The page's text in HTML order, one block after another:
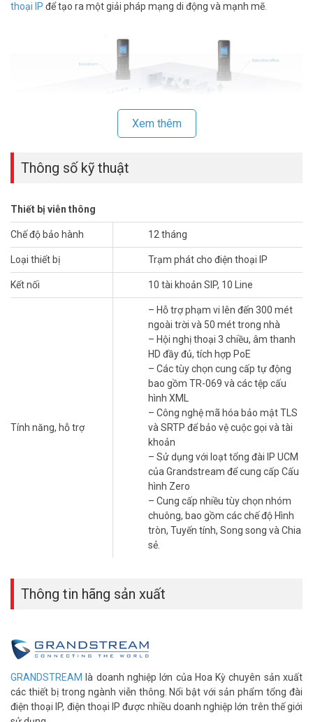
thoại IP để tạo ra một giải pháp mạng di động và mạnh mẽ.
Grandstream DP750
tạo ra một mạng DECT phong phú để cho
phép di chuyển hiệu quả và di động trong tổ chức của bạn. Giải
được ghép nối với tối đa năm điện thoại trong dòngđiện thoại kỹ
thuật số Grandstream. DP750 hỗ trợ phạm vi lên đến 300 mét
ngoài trời và 50 mét trong nhà. Trạm gốc này cung cấp tối đa 10 tài
khoản SIP và 5 cuộc gọi đồng thời đồng thời cung cấp các tính năng
và chức năng điều khiển cuộc gọi thiết yếu, chẳng hạn như hội nghị
3 chiều, chuyển tiếp cuộc gọi và chuyển cuộc gọi. Có thể đạt được
sự tương tác thống nhất, liền mạch thông qua DP750, bằng cách
cấp cho tất cả các thiết bị cầm tay một tài khoản SIP dùng chung
từ DP750. DP750 hỗ trợ nhiều phương thức tự động cấp phép và
bảo mật mã hóa TLS / SRTP / HTTPS.
– Hỗ trợ lên đến 5 điện thoại kỹ thuật số
– Lên đến 10 tài khoản SIP mỗi trạm gốc
– Màn hình 1.8 “128×160 LCD màu sắc, âm thanh HD
– Tích hợp loa ngoài, tai nghe jack 3.5mm
– Phạm vi lên đến 50 mét trong nhà, ngoài trời 300 mét
Tính năng điện thoại IP DP750
cho mỗi thiết bị cầm tay
– HD Audio
– Loa Duplex Full
– Tương thích hoàn toàn với SIP / tiêu chuẩn DECT
– Xác thực DECT & mã hóa – tính năng điện thoại chi tiết: chuyển
nhắn chờ đợi chỉ thị, đa ngôn ngữ
– Không cần cài đặt nếu được sử dụng với tổng đài Grandstream
UCM.
Xem thêm
Thông số kỹ thuật
Thiết bị viễn thông
Chế độ bảo hành 12 tháng
Loại thiết bị Trạm phát cho điện thoại IP
Kết nối 10 tài khoản SIP, 10 Line
Tính năng, hỗ trợ
– Hỗ trợ phạm vi lên đến 300 mét
ngoài trời và 50 mét trong nhà
– Hội nghị thoại 3 chiều, âm thanh
HD đầy đủ, tích hợp PoE
– Các tùy chọn cung cấp tự động
bao gồm TR-069 và các tệp cấu
hình XML
– Công nghệ mã hóa bảo mật TLS
và SRTP để bảo vệ cuộc gọi và tài
khoản
– Sử dụng với loạt tổng đài IP UCM
của Grandstream để cung cấp Cấu
hình Zero
– Cung cấp nhiều tùy chọn nhóm
chuông, bao gồm các chế độ Hình
tròn, Tuyến tính, Song song và Chia
sẻ.
Thông tin hãng sản xuất
GRANDSTREAM là doanh nghiệp lớn của Hoa Kỳ chuyên sản xuất
các thiết bị trong ngành viễn thông. Nổi bật với sản phẩm tổng đài
điện thoại IP, điện thoại IP được nhiều doanh nghiệp lớn trên thế giới